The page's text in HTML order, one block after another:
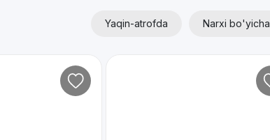
Yaqin-atrofda Narxi bo'yicha